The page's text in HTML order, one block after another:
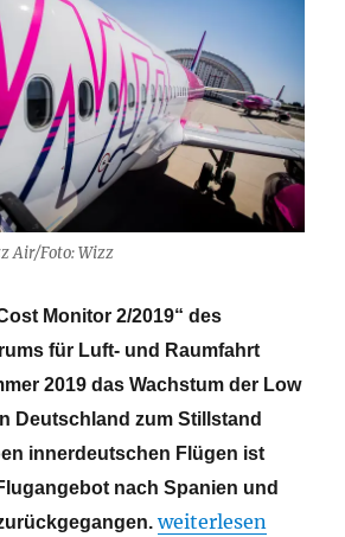
Air/Foto: Wizz
Monitor 2/2019“ des
für Luft- und Raumfahrt
2019 das Wachstum der Low
Deutschland zum Stillstand
innerdeutschen Flügen ist
nach Spanien und
„Stillstand:
weiterlesen